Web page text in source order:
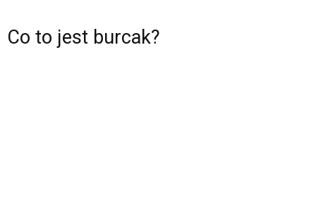
Co to jest burcak?